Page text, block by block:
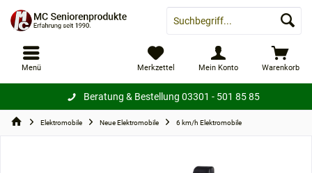
Beratung & Bestellung 03301 - 501 85 85
Warenkorb
Merkzettel Mein Konto
Menü
Elektromobile Neue Elektromobile 6 km/h Elektromobile